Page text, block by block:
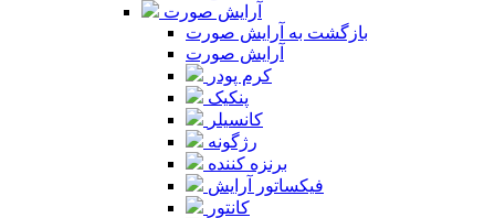
آرایش صورت
بازگشت به آرایش صورت
آرایش صورت
کرم پودر
پنکیک
کانسیلر
رژگونه
برنزه کننده
فیکساتور آرایش
کانتور